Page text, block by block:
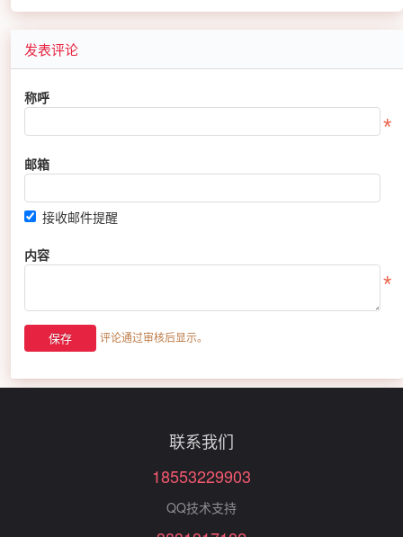
发表评论
称呼
邮箱
接收邮件提醒
内容
评论通过审核后显示。
联系我们
18553229903
QQ技术支持